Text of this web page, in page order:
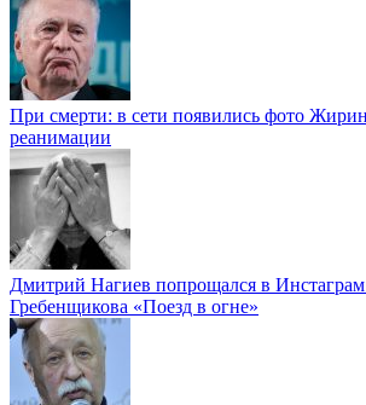
При смерти: в сети появились фото
реанимации
Дмитрий Нагиев попрощался в
Гребенщикова «Поезд в огне»